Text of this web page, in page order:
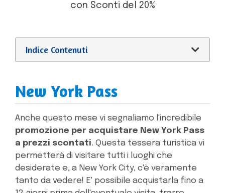
con Sconti del 20%
Indice Contenuti
New York Pass
Anche questo mese vi segnaliamo l'incredibile
promozione per acquistare New York Pass
a prezzi scontati. Questa tessera turistica vi
permetterà di visitare tutti i luoghi che
desiderate e, a New York City, c'è veramente
tanto da vedere! E' possibile acquistarla fino a